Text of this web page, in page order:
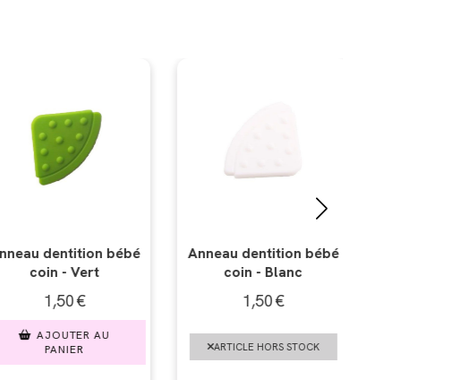
dentition bébé
coin - Blanc
1,50€
ARTICLE HORS STOCK
Anneau dentition bébé
coin - Rose clair
1,50€
AJOUTER AU
PANIER